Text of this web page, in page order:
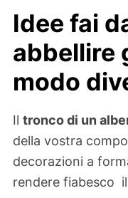
Idee fai
abbellire
modo
Il tronco di un
della vostra
decorazioni a
rendere fiabesco